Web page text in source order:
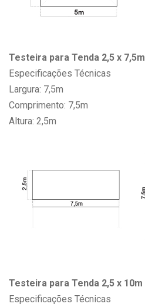
Testeira para Tenda 2,5 x 7,5m
Especificações Técnicas
Largura: 7,5m
Comprimento: 7,5m
Altura: 2,5m
Testeira para Tenda 2,5 x 10m
Especificações Técnicas